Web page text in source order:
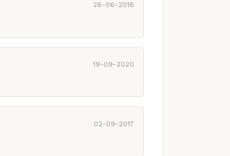
26-06-2018
19-09-2020
02-09-2017